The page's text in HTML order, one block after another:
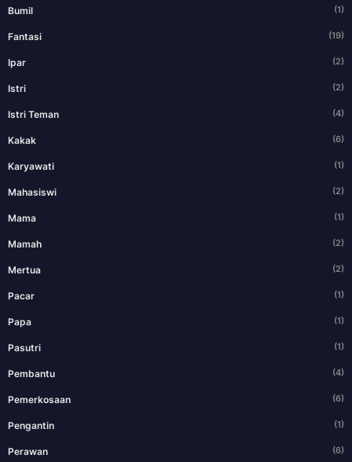
Bumil (1)
Fantasi (19)
Ipar (2)
Istri (2)
Istri Teman (4)
Kakak (6)
Karyawati (1)
Mahasiswi (2)
Mama (1)
Mamah (2)
Mertua (2)
Pacar (1)
Papa (1)
Pasutri (1)
Pembantu (4)
Pemerkosaan (6)
Pengantin (1)
Perawan (6)